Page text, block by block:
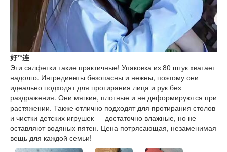
好**连
Эти салфетки такие практичные! Упаковка из 80 штук хватает
надолго. Ингредиенты безопасны и нежны, поэтому они
идеально подходят для протирания лица и рук без
раздражения. Они мягкие, плотные и не деформируются при
растяжении. Также отлично подходят для протирания столов
и чистки детских игрушек — достаточно влажные, но не
оставляют водяных пятен. Цена потрясающая, незаменимая
вещь для каждой семьи!